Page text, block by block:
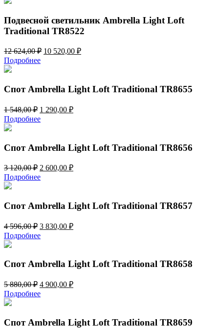
800,00 ₽.
Подвесной светильник Ambrella Light Loft
Traditional TR8522
12 624,00₽ Первоначальная
624,00 ₽.
10 520,00 ₽Текущая
Подробнее
Спот Ambrella Light Loft Traditional TR8655
1 548,00₽ Первоначальная
цена
составляла
548,00 ₽.
1 290,00 ₽Текущая
Подробнее
Спот Ambrella Light Loft Traditional TR8656
3 120,00₽ Первоначальная
цена
составляла
120,00 ₽.
2 600,00 ₽Текущая
Подробнее
Спот Ambrella Light Loft Traditional TR8657
4 596,00₽ Первоначальная
цена
составляла
596,00 ₽.
3 830,00 ₽Текущая
Подробнее
Спот Ambrella Light Loft Traditional TR8658
5 880,00₽ Первоначальная
цена
составляла
880,00 ₽.
4 900,00 ₽Текущая
Подробнее
Спот Ambrella Light Loft Traditional TR8659